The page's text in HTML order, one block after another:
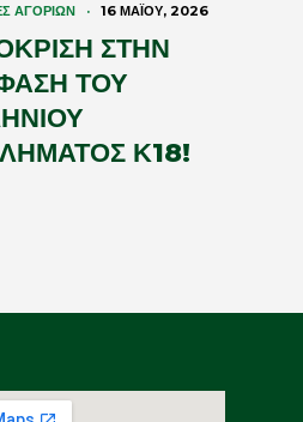
ΑΓΟΡΙΏΝ · 16 ΜΑΪ́ΟΥ, 2026
ΣΤΗΝ
ΤΟΥ
Κ18!